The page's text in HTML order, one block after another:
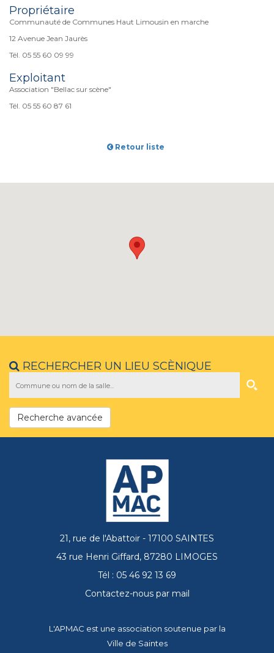
Propriétaire
Communauté de Communes Haut Limousin en marche
12 Avenue Jean Jaurès
Tél. 05 55 60 09 99
Exploitant
Association "Bellac sur scène"
Tél. 05 55 60 87 61
Retour liste
RECHERCHER UN LIEU SCÈNIQUE
Recherche avancée
21, rue de l'Abattoir - 17100 SAINTES
43 rue Henri Giffard, 87280 LIMOGES
Tél : 05 46 92 13 69
Contactez-nous par mail
L'APMAC est une association soutenue par la
Ville de Saintes